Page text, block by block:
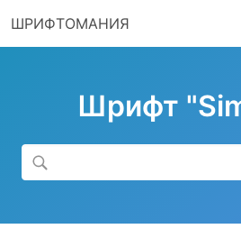
ШРИФТОМАНИЯ
Шрифт